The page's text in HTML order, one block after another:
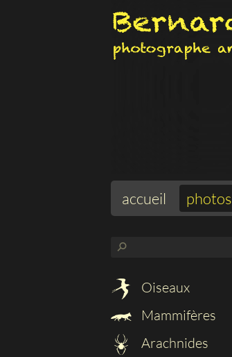
accueil photos
⚲
Oiseaux
Mammifères
Arachnides